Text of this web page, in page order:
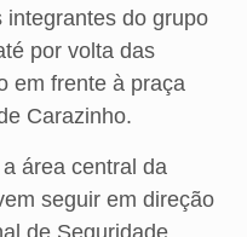
do grupo
por volta das
em frente à praça
Carazinho.
área central da
seguir em direção